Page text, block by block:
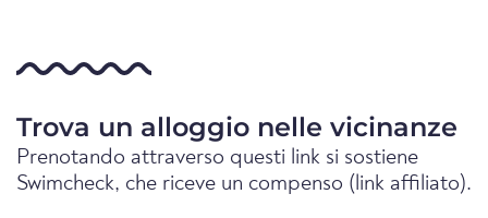
Trova un alloggio nelle vicinanze
Prenotando attraverso questi link si sostiene
Swimcheck, che riceve un compenso (link affiliato).